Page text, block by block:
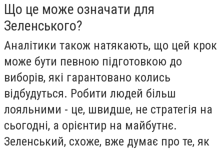
Що це може означати для
Зеленського?
Аналітики також натякають, що цей крок
може бути певною підготовкою до
виборів, які гарантовано колись
відбудуться. Робити людей більш
лояльними - це, швидше, не стратегія на
сьогодні, а орієнтир на майбутнє.
Зеленський, схоже, вже думає про те, як